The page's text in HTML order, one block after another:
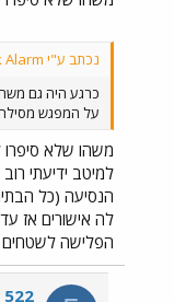
נכתב ע"י Shark Alarm:
כרגע היה גם
על המפגש
משהו שלא סיפרו
למיטב ידיעתי
הנסיעה (כל
לה אישורים אז
הפלישה לשטחים
522 אוקטן